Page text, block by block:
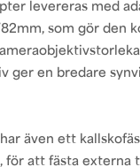
levereras med
som gör den
ger en bredare
även ett
för att fästa externa